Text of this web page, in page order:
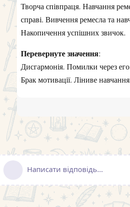
Творча співпраця. Навчання
справі. Вивчення ремесла та
Накопичення успішних звичок.
Перевернуте значення:
Дисгармонія. Помилки через
Брак мотивації. Ліниве
Написати відповідь...